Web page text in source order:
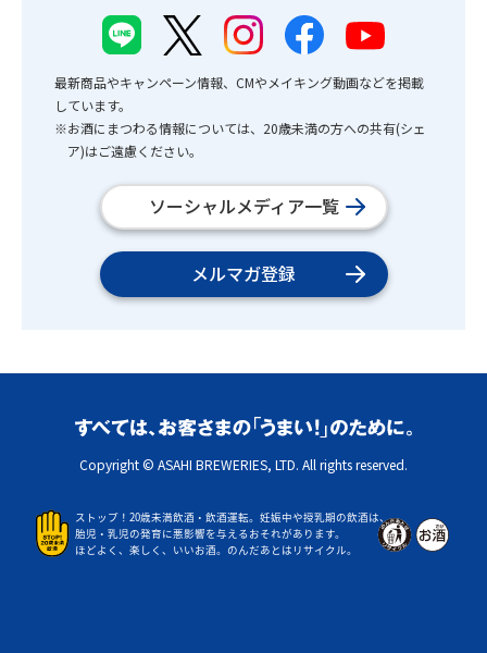
最新商品やキャンペーン情報、CMやメイキング動画などを掲載
しています。
※お酒にまつわる情報については、20歳未満の方への共有(シェ
ア)はご遠慮ください。
ソーシャルメディア一覧
メルマガ登録
Copyright © ASAHI BREWERIES, LTD. All rights reserved.